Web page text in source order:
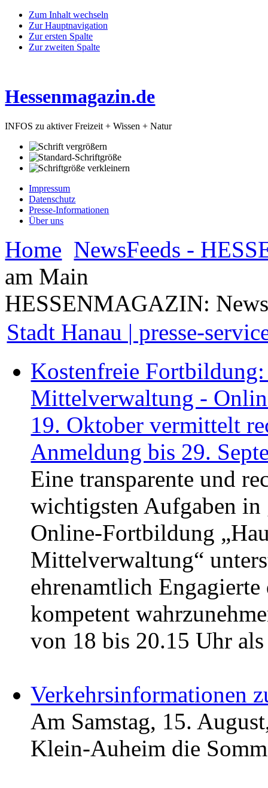
Zum Inhalt wechseln
Zur Hauptnavigation
Zur ersten Spalte
Zur zweiten Spalte
Hessenmagazin.de
INFOS zu aktiver Freizeit + Wissen + Natur
Impressum
Datenschutz
Presse-Informationen
Über uns
Home NewsFeeds -
am Main
HESSENMAGAZIN:
Stadt Hanau | presse-
Kostenfreie
Mittelverwaltung -
19. Oktober vermittelt
Anmeldung bis 29.
Eine transparente und
wichtigsten Aufgaben
Online-Fortbildung
Mittelverwaltung“
ehrenamtlich
kompetent
von 18 bis 20.15 Uhr
Verkehrsinformationen
Am Samstag, 15.
Klein-Auheim die